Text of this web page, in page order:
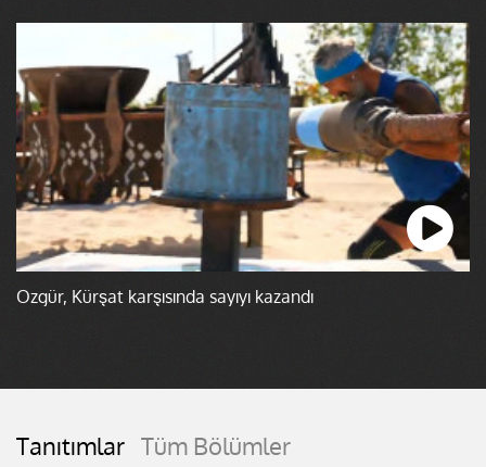
Özgür, Kürşat karşısında sayıyı kazandı
Tanıtımlar Tüm Bölümler